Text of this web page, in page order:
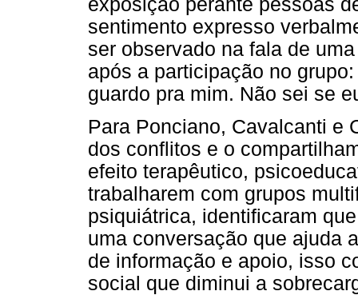
sentimento expresso
ser observado na fala de
após a participação no
guardo pra mim. Não sei se
Para Ponciano, Cavalcanti e
dos conflitos e o
efeito terapêutico,
trabalharem com grupos
psiquiátrica, identificaram
uma conversação que ajuda
de informação e apoio, isso
social que diminui a